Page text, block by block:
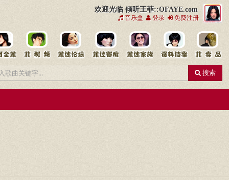
欢迎光临 倾听王菲::OFAYE.com
音乐盒 登录 免费注册
搜索